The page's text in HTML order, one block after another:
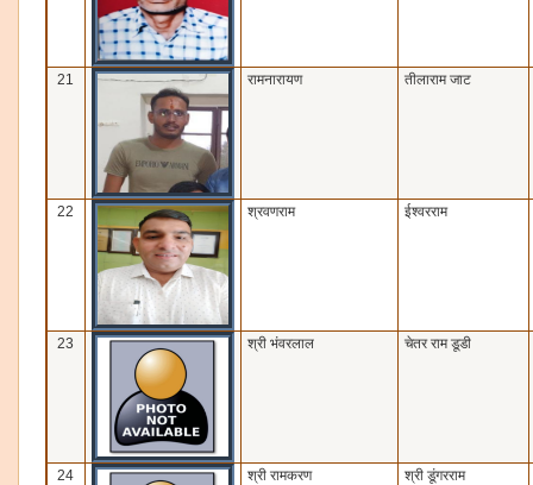
21 रामनारायण तीलाराम जाट
22 श्रवणराम ईश्‍वरराम
23 श्री भंवरलाल चेतर राम डूडी
24 श्री रामकरण श्री डूंगरराम